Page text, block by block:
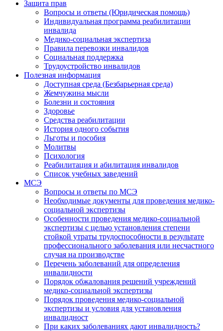
Защита прав
Вопросы и ответы (Юридическая помощь)
Индивидуальная программа реабилитации
инвалида
Медико-социальная экспертиза
Правила перевозки инвалидов
Социальная поддержка
Трудоустройство инвалидов
Полезная информация
Доступная среда (Безбарьерная среда)
Жемчужина мысли
Болезни и состояния
Здоровье
Средства реабилитации
История одного события
Льготы и пособия
Молитвы
Психология
Реабилитация и абилитация инвалидов
Список учебных заведений
МСЭ
Вопросы и ответы по МСЭ
Необходимые документы для проведения медико-
социальной экспертизы
Особенности проведения медико-социальной
экспертизы с целью установления степени
стойкой утраты трудоспособности в результате
профессионального заболевания или несчастного
случая на производстве
Перечень заболеваний для определения
инвалидности
Порядок обжалования решений учреждений
медико-социальной экспертизы
Порядок проведения медико-социальной
экспертизы и условия для установления
инвалидност
При каких заболеваниях дают инвалидность?